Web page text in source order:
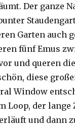
Der ganze
Garten auch
fünf Emus
und queren
diese
Window
Loop, der lange
und dann